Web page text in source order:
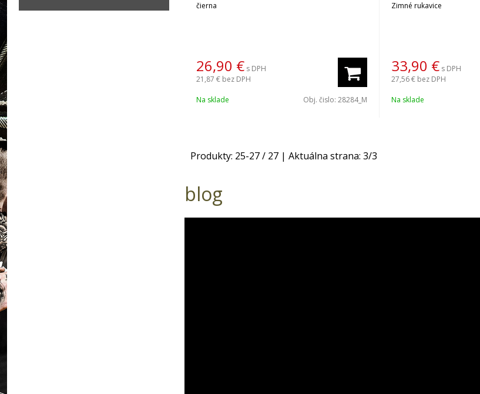
čierna
26,90 € s DPH
21,87 € bez DPH
Na sklade Obj. čislo:28284_M
Zimné rukavice
33,90 € s DPH
27,56 € bez DPH
Na sklade
Produkty: 25-27/ 27| Aktuálna strana: 3/3
blog